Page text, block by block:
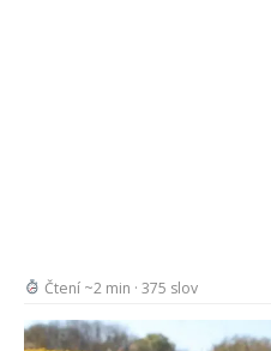
Čtení ~2 min · 375 slov